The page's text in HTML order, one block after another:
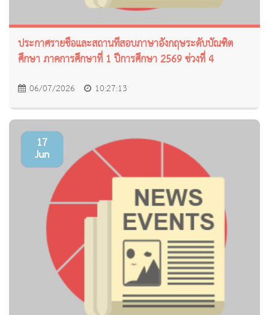
ประกาศรายชื่อและสถานที่สอบภาษาอังกฤษระดับบัณฑิต
ศึกษา ภาคการศึกษาที่ 1 ปีการศึกษา 2569 ช่วงที่ 4
06/07/2026 10:27:13
17
Jun